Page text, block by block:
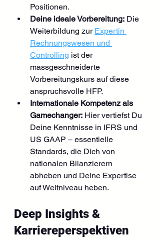
Positionen.
Deine ideale Vorbereitung: Die
Weiterbildung zur Expertin
Rechnungswesen und
Controlling ist der
massgeschneiderte
Vorbereitungskurs auf diese
anspruchsvolle HFP.
Internationale Kompetenz als
Gamechanger: Hier vertiefst Du
Deine Kenntnisse in IFRS und
US GAAP – essentielle
Standards, die Dich von
nationalen Bilanzierern
abheben und Deine Expertise
auf Weltniveau heben.
Deep Insights &
Karriereperspektiven